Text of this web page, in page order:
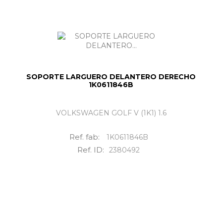
SOPORTE LARGUERO DELANTERO DERECHO
1K0611846B
VOLKSWAGEN GOLF V (1K1) 1.6
Ref. fab: 1K0611846B
Ref. ID: 2380492